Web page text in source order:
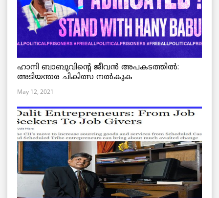
ഹാനി ബാബുവിന്റെ ജീവൻ അപകടത്തിൽ:
അടിയന്തര ചികിത്സ നൽകുക
May 12, 2021